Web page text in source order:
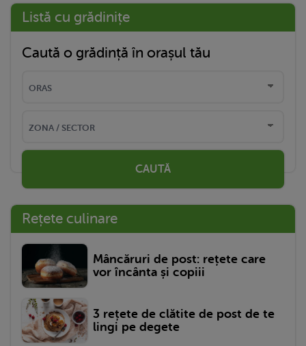
Listă cu grădinițe
Caută o grădință în orașul tău
CAUTĂ
Rețete culinare
Mâncăruri de post: rețete care
vor încânta și copiii
3 rețete de clătite de post de te
lingi pe degete